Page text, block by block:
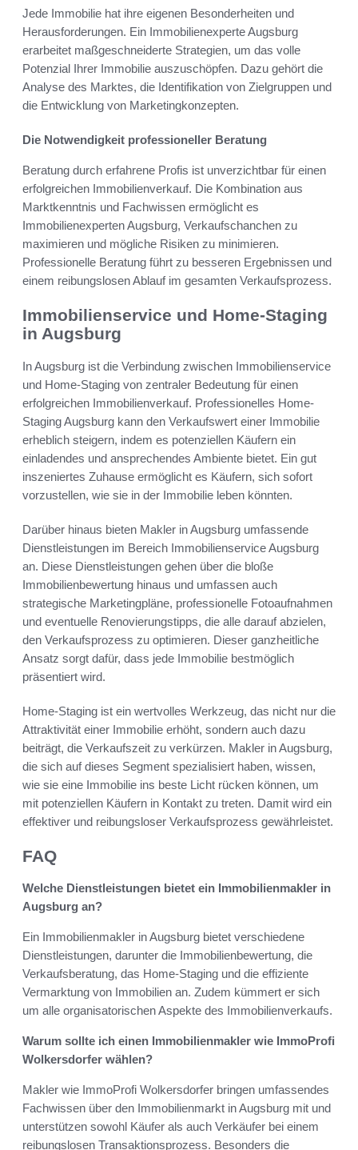
Jede Immobilie hat ihre eigenen Besonderheiten und
Herausforderungen. Ein Immobilienexperte Augsburg
erarbeitet maßgeschneiderte Strategien, um das volle
Potenzial Ihrer Immobilie auszuschöpfen. Dazu gehört die
Analyse des Marktes, die Identifikation von Zielgruppen und
die Entwicklung von Marketingkonzepten.
Die Notwendigkeit professioneller Beratung
Beratung durch erfahrene Profis ist unverzichtbar für einen
erfolgreichen Immobilienverkauf. Die Kombination aus
Marktkenntnis und Fachwissen ermöglicht es
Immobilienexperten Augsburg, Verkaufschanchen zu
maximieren und mögliche Risiken zu minimieren.
Professionelle Beratung führt zu besseren Ergebnissen und
einem reibungslosen Ablauf im gesamten Verkaufsprozess.
Immobilienservice und Home-Staging
in Augsburg
In Augsburg ist die Verbindung zwischen Immobilienservice
und Home-Staging von zentraler Bedeutung für einen
erfolgreichen Immobilienverkauf. Professionelles Home-
Staging Augsburg kann den Verkaufswert einer Immobilie
erheblich steigern, indem es potenziellen Käufern ein
einladendes und ansprechendes Ambiente bietet. Ein gut
inszeniertes Zuhause ermöglicht es Käufern, sich sofort
vorzustellen, wie sie in der Immobilie leben könnten.
Darüber hinaus bieten Makler in Augsburg umfassende
Dienstleistungen im Bereich Immobilienservice Augsburg
an. Diese Dienstleistungen gehen über die bloße
Immobilienbewertung hinaus und umfassen auch
strategische Marketingpläne, professionelle Fotoaufnahmen
und eventuelle Renovierungstipps, die alle darauf abzielen,
den Verkaufsprozess zu optimieren. Dieser ganzheitliche
Ansatz sorgt dafür, dass jede Immobilie bestmöglich
präsentiert wird.
Home-Staging ist ein wertvolles Werkzeug, das nicht nur die
Attraktivität einer Immobilie erhöht, sondern auch dazu
beiträgt, die Verkaufszeit zu verkürzen. Makler in Augsburg,
die sich auf dieses Segment spezialisiert haben, wissen,
wie sie eine Immobilie ins beste Licht rücken können, um
mit potenziellen Käufern in Kontakt zu treten. Damit wird ein
effektiver und reibungsloser Verkaufsprozess gewährleistet.
FAQ
Welche Dienstleistungen bietet ein Immobilienmakler in
Augsburg an?
Ein Immobilienmakler in Augsburg bietet verschiedene
Dienstleistungen, darunter die Immobilienbewertung, die
Verkaufsberatung, das Home-Staging und die effiziente
Vermarktung von Immobilien an. Zudem kümmert er sich
um alle organisatorischen Aspekte des Immobilienverkaufs.
Warum sollte ich einen Immobilienmakler wie ImmoProfi
Wolkersdorfer wählen?
Makler wie ImmoProfi Wolkersdorfer bringen umfassendes
Fachwissen über den Immobilienmarkt in Augsburg mit und
unterstützen sowohl Käufer als auch Verkäufer bei einem
reibungslosen Transaktionsprozess. Besonders die